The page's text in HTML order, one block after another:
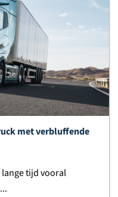
met verbluffende
tijd vooral